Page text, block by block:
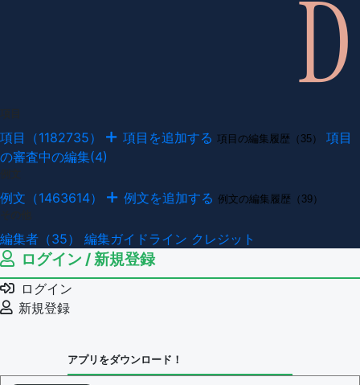
項目（1182735） 項目を追加する 項目の編集履歴（35）
項目
の審査中の編集(4)
例文（1463614） 例文を追加する 例文の編集履歴（39）
編集者（35） 編集ガイドライン クレジット
ログイン / 新規登録
ログイン
新規登録
アプリをダウンロード！